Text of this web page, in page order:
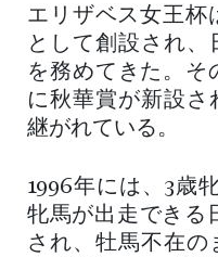
エリザベス女王杯
として創設され
を務めてきた。そ
に秋華賞が新設さ
継がれている。
1996年には、3歳
牝馬が出走できる
され、牡馬不在の